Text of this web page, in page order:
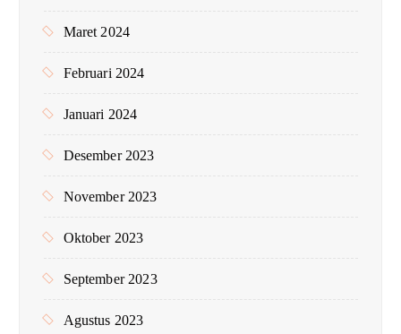
Maret 2024
Februari 2024
Januari 2024
Desember 2023
November 2023
Oktober 2023
September 2023
Agustus 2023